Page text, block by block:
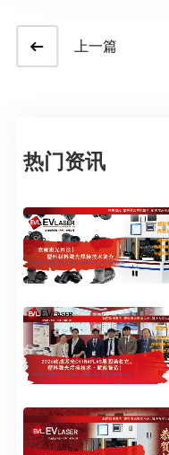
上一篇
热门资讯